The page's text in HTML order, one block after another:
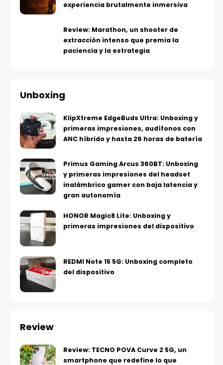
experiencia brutalmente inmersiva
Review: Marathon, un shooter de
extracción intenso que premia la
paciencia y la estrategia
Unboxing
KlipXtreme EdgeBuds Ultra: Unboxing y
primeras impresiones, audífonos con
ANC híbrido y hasta 26 horas de batería
Primus Gaming Arcus 360BT: Unboxing
y primeras impresiones del headset
inalámbrico gamer con baja latencia y
gran autonomía
HONOR Magic8 Lite: Unboxing y
primeras impresiones del dispositivo
REDMI Note 15 5G: Unboxing completo
del dispositivo
Review
Review: TECNO POVA Curve 2 5G, un
smartphone que redefine lo que